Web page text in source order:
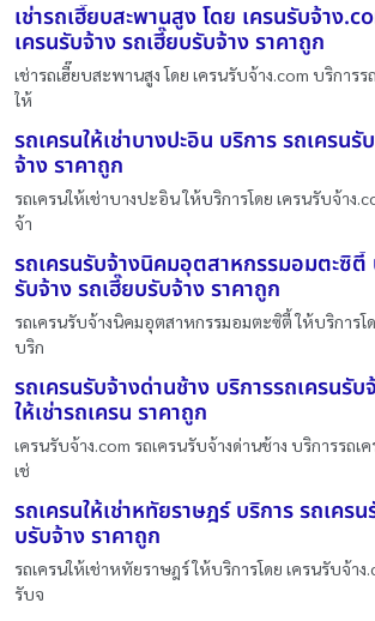
เช่ารถเฮี๊ยบสะพานสูง โดย เครนรับจ้าง
เครนรับจ้าง รถเฮี๊ยบรับจ้าง ราคาถูก
เช่ารถเฮี๊ยบสะพานสูง โดย เครนรับจ้าง.com บริการร
ให้
รถเครนให้เช่าบางปะอิน บริการ รถเครนรั
จ้าง ราคาถูก
รถเครนให้เช่าบางปะอิน ให้บริการโดย เครนรับจ้าง
จ้า
รถเครนรับจ้างนิคมอุตสาหกรรมอมตะซิตี้
รับจ้าง รถเฮี๊ยบรับจ้าง ราคาถูก
รถเครนรับจ้างนิคมอุตสาหกรรมอมตะซิตี้ ให้บริการโ
บริก
รถเครนรับจ้างด่านช้าง บริการรถเครนรับ
ให้เช่ารถเครน ราคาถูก
เครนรับจ้าง.com รถเครนรับจ้างด่านช้าง บริการรถเ
เช่
รถเครนให้เช่าหทัยราษฎร์ บริการ รถเคร
บรับจ้าง ราคาถูก
รถเครนให้เช่าหทัยราษฎร์ ให้บริการโดย เครนรับจ้าง
รับจ